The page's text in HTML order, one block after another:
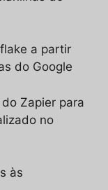
a partir
do Google
Zapier para
no
às